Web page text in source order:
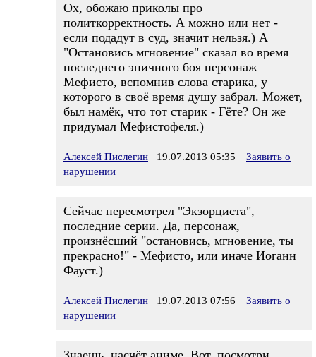
Ох, обожаю приколы про
политкорректность. А можно или нет -
если подадут в суд, значит нельзя.) А
"Остановись мгновение" сказал во время
последнего эпичного боя персонаж
Мефисто, вспомнив слова старика, у
которого в своё время душу забрал. Может,
был намёк, что тот старик - Гёте? Он же
придумал Мефистофеля.)
Алексей Пислегин 19.07.2013 05:35
Заявить о
нарушении
Сейчас пересмотрел "Экзорциста",
последние серии. Да, персонаж,
произнёсший "остановись, мгновение, ты
прекрасно!" - Мефисто, или иначе Иоганн
Фауст.)
Алексей Пислегин 19.07.2013 07:56
Заявить о
нарушении